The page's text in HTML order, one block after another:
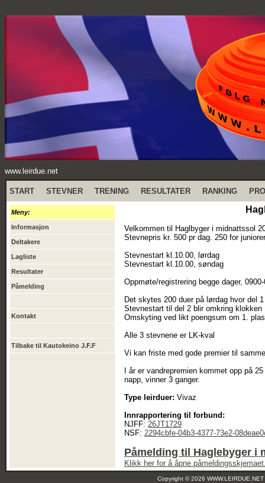
www.leirdue.net
START STEVNER TRENING RESULTATER RANKING
Meny:
Informasjon
Deltakere
Lagliste
Resultater
Påmelding
Kontakt
Tilbake til Kautokeino J.F.F
Velkommen til Haglbyger i midnattssol
Stevnepris kr. 500 pr dag. 250 for juniorer
Stevnestart kl.10.00, lørdag
Stevnestart kl.10.00, søndag
Oppmøte/registrering begge dager,
Det skytes 200 duer på lørdag hvor del
Stevnestart til del 2 blir omkring klokken
Omskyting ved likt poengsum om 1.
Alle 3 stevnene er LK-kval
Vi kan friste med gode premier til
I år er vandrepremien kommet opp på
napp, vinner 3 ganger.
Type leirduer: Vivaz
Innrapportering til forbund:
NJFF: 26JT1729
NSF: 2294cbfe-04b3-4377-73e2-
Påmelding til Haglebyger i
Klikk her for å åpne
Copyright © 2026